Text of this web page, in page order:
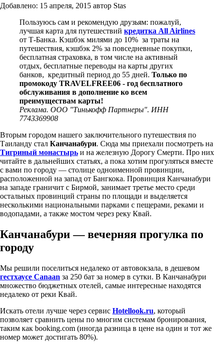
Добавлено: 15 апреля, 2015 автор Stas
Пользуюсь сам и рекомендую друзьям: пожалуй,
лучшая карта для путешествий кредитка All Airlines
от Т-Банка. Кэшбэк милями до 10% за траты на
путешествия, кэшбэк 2% за повседневные покупки,
бесплатная страховка, в том числе на активный
отдых, бесплатные переводы на карты других
банков, кредитный период до 55 дней. Только по
промокоду TRAVELFREE06 - год бесплатного
обслуживания в дополнение ко всем
преимуществам карты!
Реклама. ООО "Тинькофф Партнеры". ИНН
7743369908
Вторым городом нашего заключительного путешествия по
Таиланду стал Канчанабури. Сюда мы приехали посмотреть на
Тигриный монастырь и на железную Дорогу Смерти. Про них
читайте в дальнейших статьях, а пока хотим прогуляться вместе
с вами по городу — столице одноименной провинции,
расположенной на запад от Бангкока. Провинция Канчанабури
на западе граничит с Бирмой, занимает третье место среди
остальных провинций страны по площади и выделяется
несколькими национальными парками с пещерами, реками и
водопадами, а также мостом через реку Квай.
Канчанабури — вечерняя прогулка по
городу
Мы решили поселиться недалеко от автовокзала, в дешевом
гестхаусе Canaan за 250 бат за номер в сутки. В Канчанабури
множество бюджетных отелей, самые интересные находятся
недалеко от реки Квай.
Искать отели лучше через сервис Hotellook.ru, который
позволяет сравнить цены по многим системам бронирования,
таким как booking.com (иногда разница в цене на один и тот же
номер может достигать 80%).